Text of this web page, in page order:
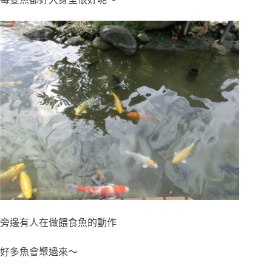
旁邊有人在做餵食魚的動作
好多魚會聚過來～